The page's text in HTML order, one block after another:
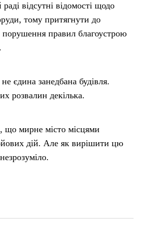
відсутні відомості щодо
тому притягнути до
порушення правил благоустрою
єдина занедбана будівля.
розвалин декілька.
що мирне місто місцями
дій. Але як вирішити цю